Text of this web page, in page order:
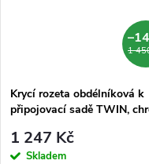
1
Krycí rozeta obdélníková k
připojovací sadě TWIN,
1 247 Kč
Skladem